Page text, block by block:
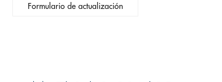
Formulario de actualización